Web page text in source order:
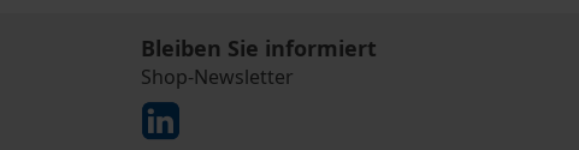
Bleiben Sie informiert
Shop-Newsletter